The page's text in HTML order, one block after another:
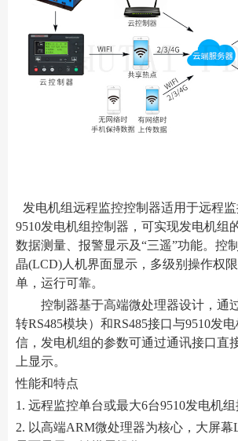
发电机组远程监控控制器适用于远程
9510发电机组控制器，可实现发电机组
数据测量、报警显示及“三遥”功能。控
晶(LCD)人机界面显示，多级别操作权
单，运行可靠。
控制器基于高端微处理器设计，通过
转RS485模块）和RS485接口与9510发
信，发电机组的参数可通过通讯接口直
上显示。
性能和特点
1. 远程监控单台或最大6台9510发电机组
2. 以高端ARM微处理器为核心，大屏